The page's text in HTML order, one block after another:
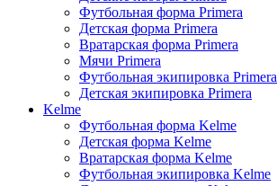
Футбольная форма Primera
Детская форма Primera
Вратарская форма Primera
Мячи Primera
Футбольная экипировка Primera
Детская экипировка Primera
Kelme
Футбольная форма Kelme
Детская форма Kelme
Вратарская форма Kelme
Футбольная экипировка Kelme